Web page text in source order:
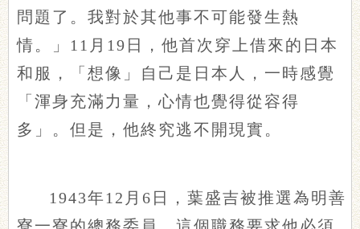
問題了。我對於其他事不可能發生熱
情。」11月19日，他首次穿上借來的日本
和服，「想像」自己是日本人，一時感覺
「渾身充滿力量，心情也覺得從容得
多」。但是，他終究逃不開現實。
1943年12月6日，葉盛吉被推選為明善